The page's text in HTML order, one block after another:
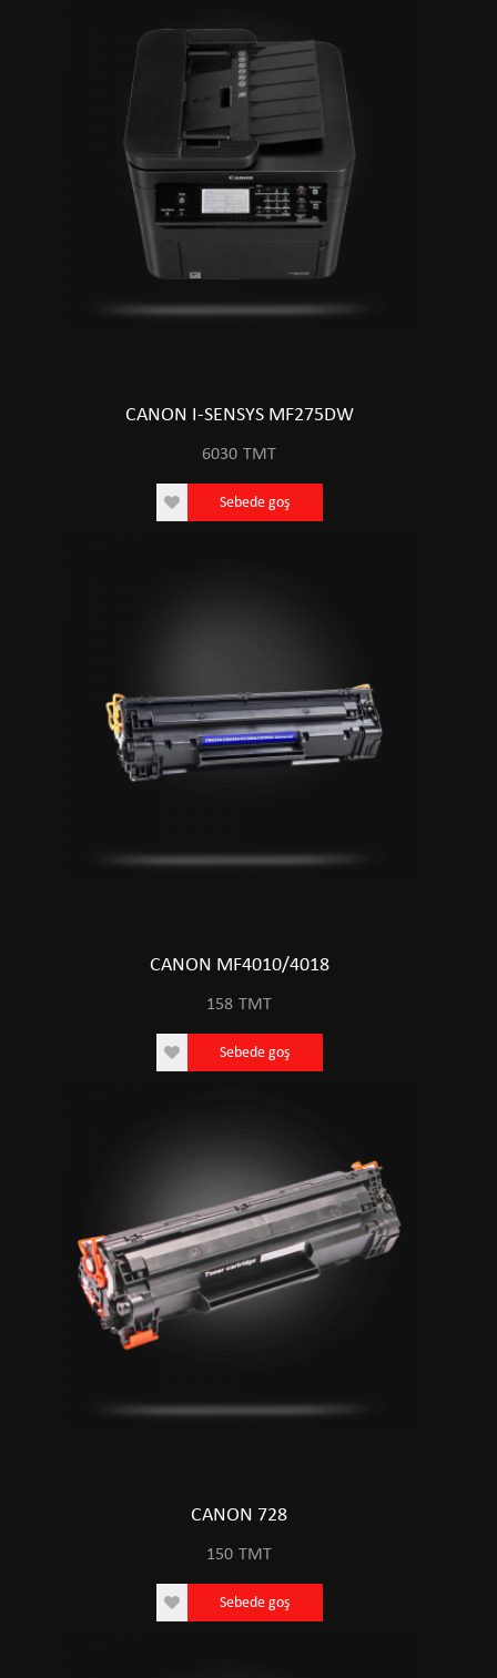
CANON I-SENSYS MF275DW
6030 TMT
Sebede goş
CANON MF4010/4018
158 TMT
Sebede goş
CANON 728
150 TMT
Sebede goş